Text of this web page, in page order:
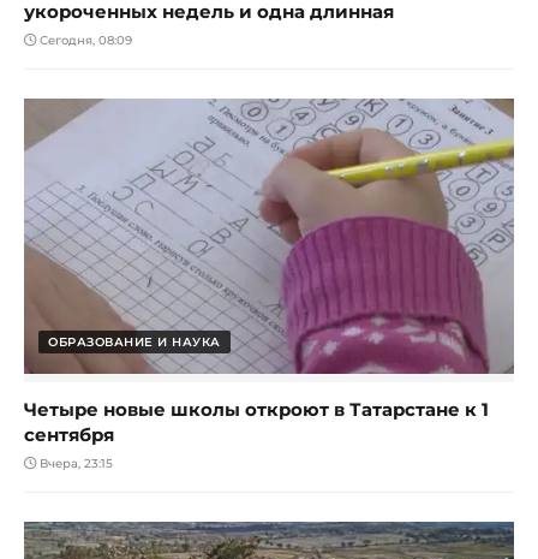
укороченных недель и одна длинная
Сегодня, 08:09
ОБРАЗОВАНИЕ И НАУКА
Четыре новые школы откроют в Татарстане к 1
сентября
Вчера, 23:15